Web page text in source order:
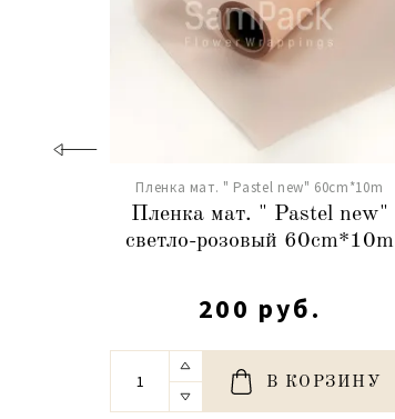
Пленка мат. " Pastel new" 60cm*10m
Пленка мат. " Pastel new"
светло-розовый 60cm*10m
200 руб.
В КОРЗИНУ